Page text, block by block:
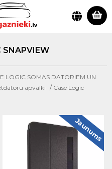
SNAPVIEW
LOGIC SOMAS DATORIEM UN
apvalki / Case Logic
Jaunums